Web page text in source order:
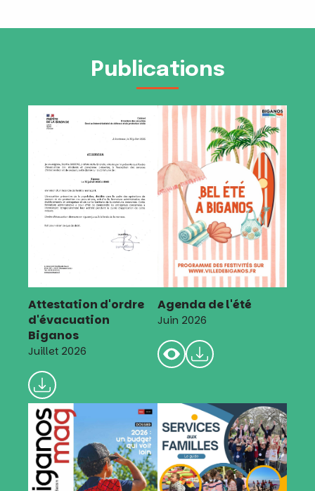
Publications
Attestation d'ordre
d'évacuation
Biganos
Juillet 2026
Agenda de l'été
Juin 2026